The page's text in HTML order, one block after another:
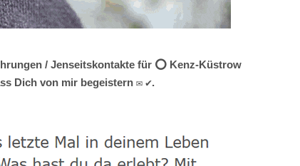
/ Jenseitskontakte für ⭕ Kenz-Küstrow
Dich von mir begeistern ✉ ✔.